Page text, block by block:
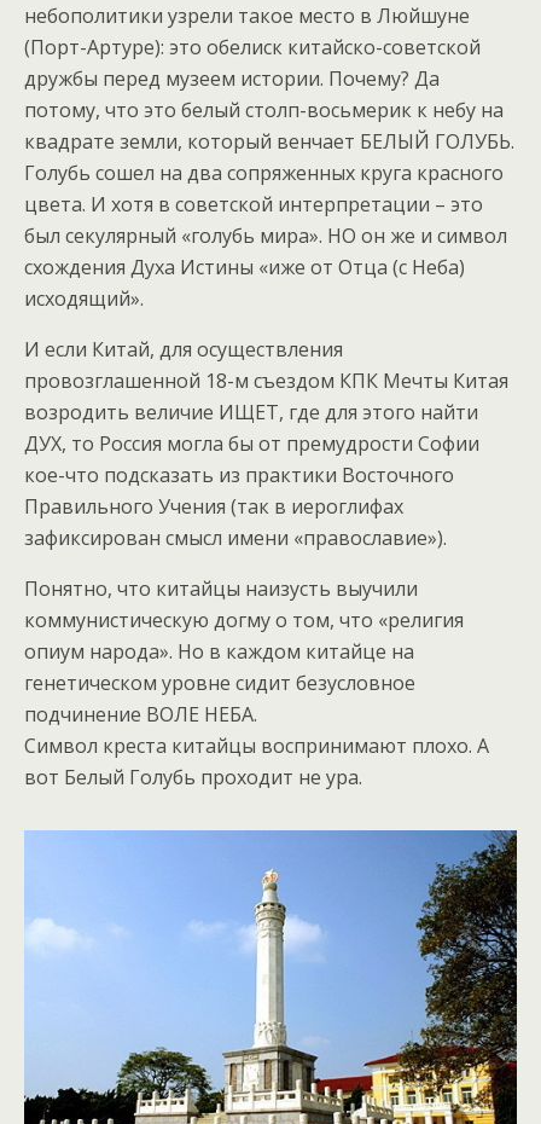
небополитики узрели такое место в Люйшуне
(Порт-Артуре): это обелиск китайско-советской
дружбы перед музеем истории. Почему? Да
потому, что это белый столп-восьмерик к небу на
квадрате земли, который венчает БЕЛЫЙ ГОЛУБЬ.
Голубь сошел на два сопряженных круга красного
цвета. И хотя в советской интерпретации – это
был секулярный «голубь мира». НО он же и символ
схождения Духа Истины «иже от Отца (с Неба)
исходящий».
И если Китай, для осуществления
провозглашенной 18-м съездом КПК Мечты Китая
возродить величие ИЩЕТ, где для этого найти
ДУХ, то Россия могла бы от премудрости Софии
кое-что подсказать из практики Восточного
Правильного Учения (так в иероглифах
зафиксирован смысл имени «православие»).
Понятно, что китайцы наизусть выучили
коммунистическую догму о том, что «религия
опиум народа». Но в каждом китайце на
генетическом уровне сидит безусловное
подчинение ВОЛЕ НЕБА.
Символ креста китайцы воспринимают плохо. А
вот Белый Голубь проходит не ура.